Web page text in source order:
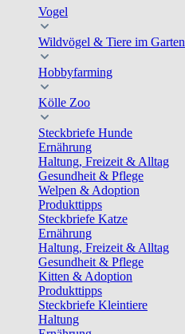
Vogel
Wildvögel & Tiere im Garten
Hobbyfarming
Kölle Zoo
Steckbriefe Hunde
Ernährung
Haltung, Freizeit & Alltag
Gesundheit & Pflege
Welpen & Adoption
Produkttipps
Steckbriefe Katze
Ernährung
Haltung, Freizeit & Alltag
Gesundheit & Pflege
Kitten & Adoption
Produkttipps
Steckbriefe Kleintiere
Haltung